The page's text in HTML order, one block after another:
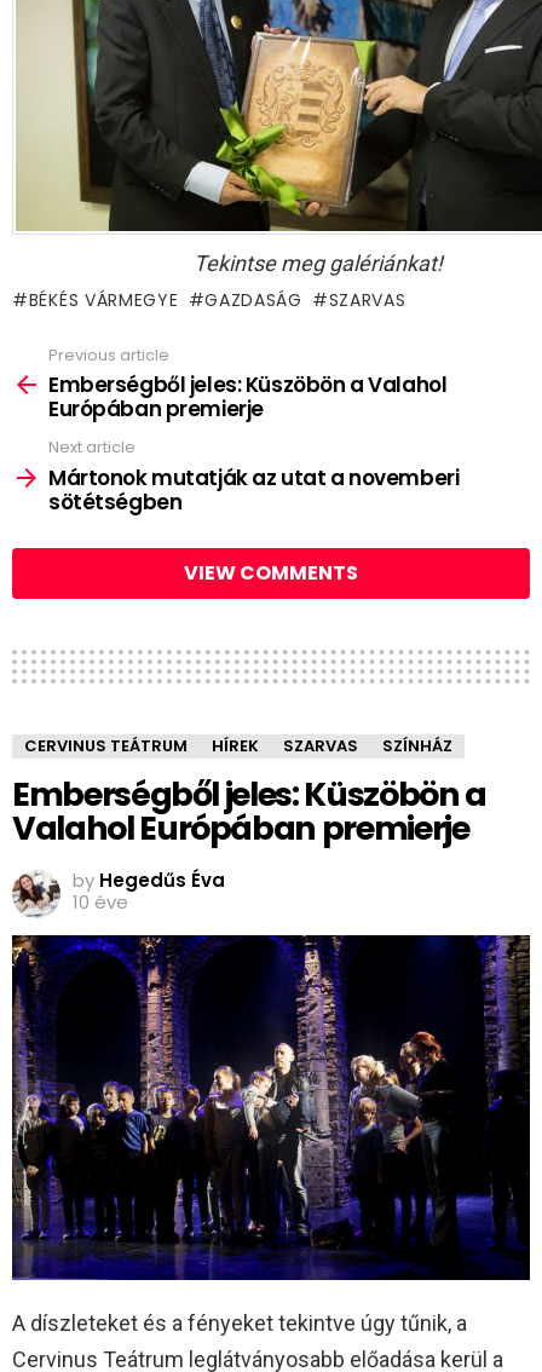
Tekintse meg galériánkat!
BÉKÉS VÁRMEGYE GAZDASÁG SZARVAS
more
Previous article
Emberségből jeles: Küszöbön a Valahol
Európában premierje
Next article
Mártonok mutatják az utat a novemberi
sötétségben
VIEW COMMENTS
CERVINUS TEÁTRUM HÍREK SZARVAS SZÍNHÁZ
Emberségből jeles: Küszöbön a
Valahol Európában premierje
by Hegedűs Éva
10 éve
A díszleteket és a fényeket tekintve úgy tűnik, a
Cervinus Teátrum leglátványosabb előadása kerül a